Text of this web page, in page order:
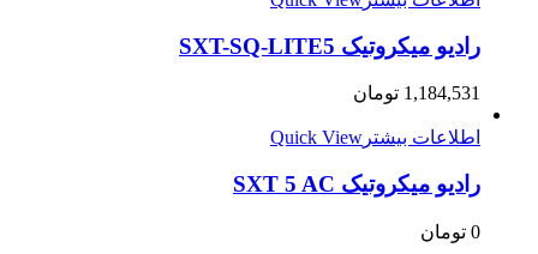
رادیو میکروتیک SXT-SQ-LITE5
1,184,531 تومان
اطلاعات بیشتر Quick View
رادیو میکروتیک SXT 5 AC
0 تومان